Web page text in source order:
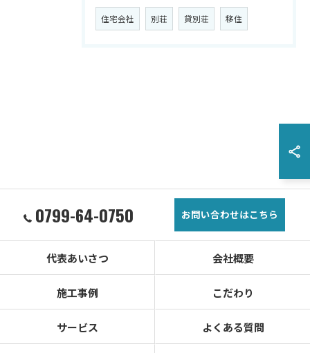
住宅会社 別荘 貸別荘 移住
0799-64-0750 お問い合わせはこちら
代表あいさつ 会社概要
施工事例 こだわり
サービス よくある質問